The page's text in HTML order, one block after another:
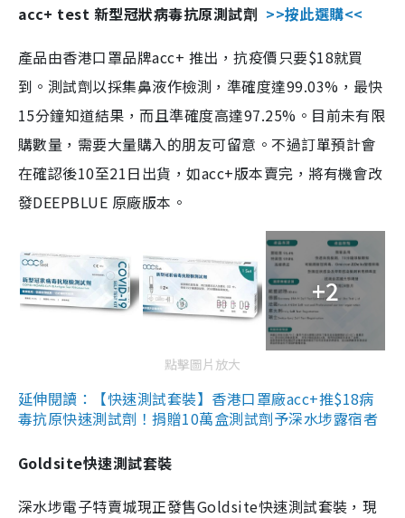
acc+ test 新型冠狀病毒抗原測試劑 >>按此選購<<
產品由香港口罩品牌acc+ 推出，抗疫價只要$18就買
到。測試劑以採集鼻液作檢測，準確度達99.03%，最快
15分鐘知道結果，而且準確度高達97.25%。目前未有限
購數量，需要大量購入的朋友可留意。不過訂單預計會
在確認後10至21日出貨，如acc+版本賣完，將有機會改
發DEEPBLUE 原廠版本。
+2
點擊圖片放大
延伸閱讀：【快速測試套裝】香港口罩廠acc+推$18病
毒抗原快速測試劑！捐贈10萬盒測試劑予深水埗露宿者
Goldsite快速測試套裝
深水埗電子特賣城現正發售Goldsite快速測試套裝，現